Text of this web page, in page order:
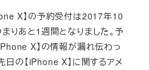
X】の予約受付は2017年10
りあと1週間となりました。予
X】の情報が漏れ伝わっ
日の【iPhone X】に関するアメ